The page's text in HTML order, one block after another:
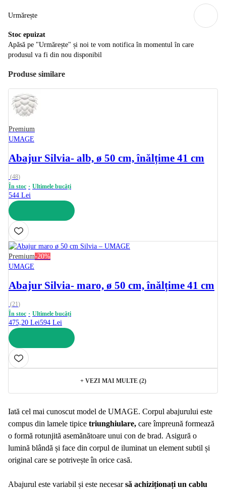
Urmărește
Stoc epuizat
Apăsă pe "Urmărește" și noi te vom notifica în momentul în care
produsul va fi din nou disponibil
Produse similare
Premium
UMAGE
Abajur Silvia- alb, ø 50 cm, înălțime 41 cm
(48)
În stoc
Ultimele bucăți
544 Lei
ADAUGĂ ÎN COȘ
Premium-20%
UMAGE
Abajur Silvia- maro, ø 50 cm, înălțime 41 cm
(21)
În stoc
Ultimele bucăți
475,20 Lei594 Lei
ADAUGĂ ÎN COȘ
+ VEZI MAI MULTE (2)
Iată cel mai cunoscut model de UMAGE. Corpul abajurului este
compus din lamele tipice triunghiulare, care împreună formează
o formă rotunjită asemănătoare unui con de brad. Asigură o
lumină blândă și face din corpul de iluminat un element subtil și
original care se potrivește în orice casă.
Abajurul este variabil și este necesarsă achiziționați un cablu